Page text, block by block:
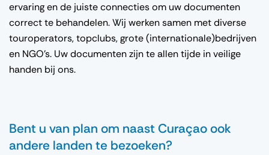
ervaring en de juiste connecties om uw documenten
correct te behandelen. Wij werken samen met diverse
touroperators, topclubs, grote (internationale)bedrijven
en NGO’s. Uw documenten zijn te allen tijde in veilige
handen bij ons.
Bent u van plan om naast Curaçao ook
andere landen te bezoeken?